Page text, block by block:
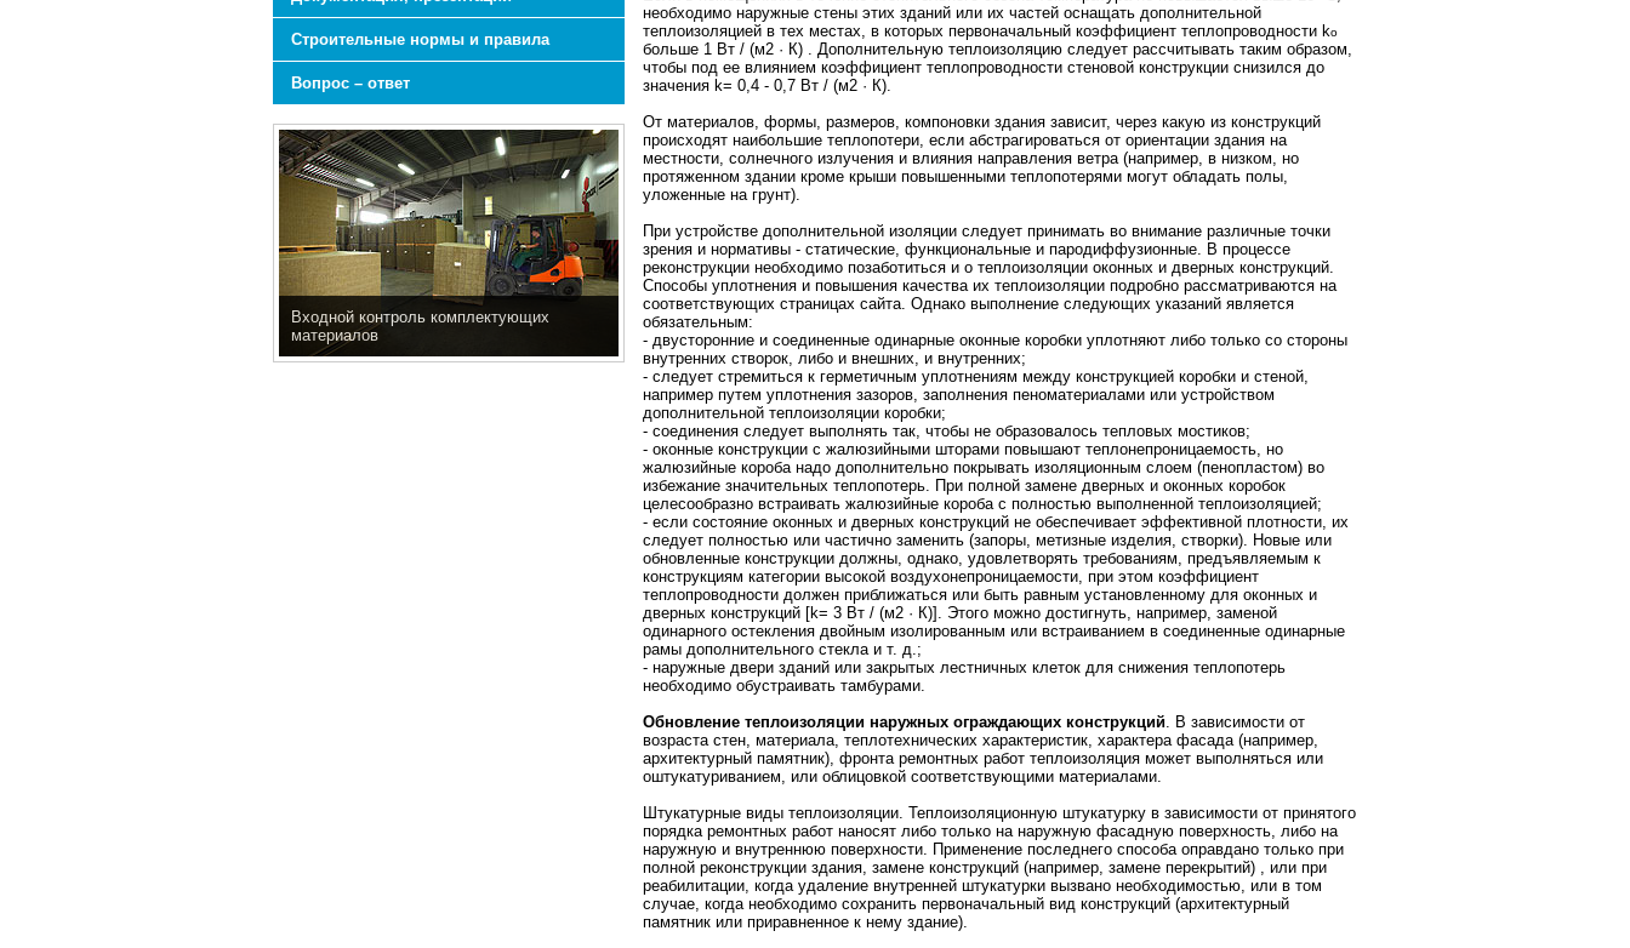
Строительные нормы и правила
Вопрос – ответ
Входной контроль комплектующих
материалов
необходимо наружные стены этих зданий или их частей оснащать дополнительной
теплоизоляцией в тех местах, в которых первоначальный коэффициент теплопроводности ko
больше 1 Вт / (м2 · К) . Дополнительную теплоизоляцию следует рассчитывать таким образом,
чтобы под ее влиянием коэффициент теплопроводности стеновой конструкции снизился до
значения k= 0,4 - 0,7 Вт / (м2 · К).
От материалов, формы, размеров, компоновки здания зависит, через какую из конструкций
происходят наибольшие теплопотери, если абстрагироваться от ориентации здания на
местности, солнечного излучения и влияния направления ветра (например, в низком, но
протяженном здании кроме крыши повышенными теплопотерями могут обладать полы,
уложенные на грунт).
При устройстве дополнительной изоляции следует принимать во внимание различные точки
зрения и нормативы - статические, функциональные и пародиффузионные. В процессе
реконструкции необходимо позаботиться и о теплоизоляции оконных и дверных конструкций.
Способы уплотнения и повышения качества их теплоизоляции подробно рассматриваются на
соответствующих страницах сайта. Однако выполнение следующих указаний является
обязательным:
- двусторонние и соединенные одинарные оконные коробки уплотняют либо только со стороны
внутренних створок, либо и внешних, и внутренних;
- следует стремиться к герметичным уплотнениям между конструкцией коробки и стеной,
например путем уплотнения зазоров, заполнения пеноматериалами или устройством
дополнительной теплоизоляции коробки;
- соединения следует выполнять так, чтобы не образовалось тепловых мостиков;
- оконные конструкции с жалюзийными шторами повышают теплонепроницаемость, но
жалюзийные короба надо дополнительно покрывать изоляционным слоем (пенопластом) во
избежание значительных теплопотерь. При полной замене дверных и оконных коробок
целесообразно встраивать жалюзийные короба с полностью выполненной теплоизоляцией;
- если состояние оконных и дверных конструкций не обеспечивает эффективной плотности, их
следует полностью или частично заменить (запоры, метизные изделия, створки). Новые или
обновленные конструкции должны, однако, удовлетворять требованиям, предъявляемым к
конструкциям категории высокой воздухонепроницаемости, при этом коэффициент
теплопроводности должен приближаться или быть равным установленному для оконных и
дверных конструкций [k= 3 Вт / (м2· К)]. Этого можно достигнуть, например, заменой
одинарного остекления двойным изолированным или встраиванием в соединенные одинарные
рамы дополнительного стекла и т. д.;
- наружные двери зданий или закрытых лестничных клеток для снижения теплопотерь
необходимо обустраивать тамбурами.
Обновление теплоизоляции наружных ограждающих конструкций. В зависимости от
возраста стен, материала, теплотехнических характеристик, характера фасада (например,
архитектурный памятник), фронта ремонтных работ теплоизоляция может выполняться или
оштукатуриванием, или облицовкой соответствующими материалами.
Штукатурные виды теплоизоляции. Теплоизоляционную штукатурку в зависимости от принятого
порядка ремонтных работ наносят либо только на наружную фасадную поверхность, либо на
наружную и внутреннюю поверхности. Применение последнего способа оправдано только при
полной реконструкции здания, замене конструкций (например, замене перекрытий) , или при
реабилитации, когда удаление внутренней штукатурки вызвано необходимостью, или в том
случае, когда необходимо сохранить первоначальный вид конструкций (архитектурный
памятник или приравненное к нему здание).